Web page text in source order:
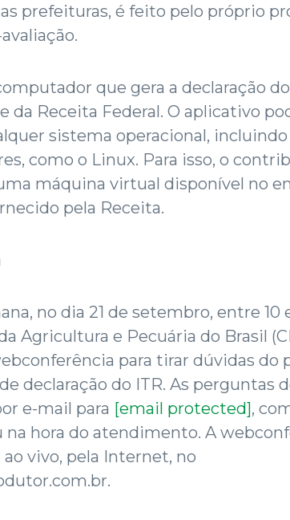
prefeituras, é feito pelo próprio
que gera a declaração
da Receita Federal. O aplicativo
sistema operacional, incluindo
como o Linux. Para isso, o
máquina virtual disponível no
pela Receita.
no dia 21 de setembro, entre 10 e
Agricultura e Pecuária do Brasil
para tirar dúvidas do
declaração do ITR. As perguntas
e-mail para [email protected],
na hora do atendimento. A
vivo, pela Internet, no